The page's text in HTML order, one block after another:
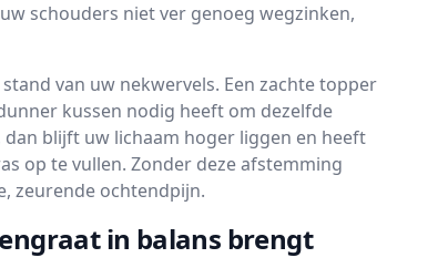
schouders niet ver genoeg wegzinken,
van uw nekwervels. Een zachte topper
kussen nodig heeft om dezelfde
blijft uw lichaam hoger liggen en heeft
op te vullen. Zonder deze afstemming
zeurende ochtendpijn.
in balans brengt